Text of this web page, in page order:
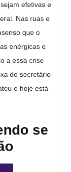
efetivas e
Nas ruas e
que o
enérgicas e
a essa crise
do secretário
e hoje está
se